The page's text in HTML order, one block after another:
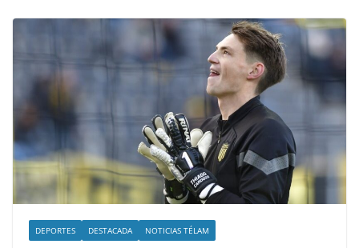
DEPORTES DESTACADA NOTICIAS TÉLAM